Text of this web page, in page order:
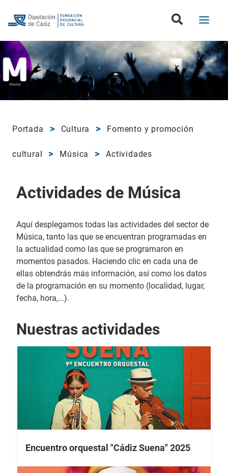
Portada Cultura Fomento y promoción
cultural Música Actividades
Actividades de Música
Aquí desplegamos todas las actividades del sector de
Música, tanto las que se encuentran programadas en
la actualidad como las que se programaron en
momentos pasados. Haciendo clic en cada una de
ellas obtendrás más información, así como los datos
de la programación en su momento (localidad, lugar,
fecha, hora,...).
Nuestras actividades
Encuentro orquestal "Cádiz Suena" 2025